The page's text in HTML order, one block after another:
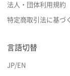
法人・団体利用規約
特定商取引法に基づ
言語切替
JP/EN